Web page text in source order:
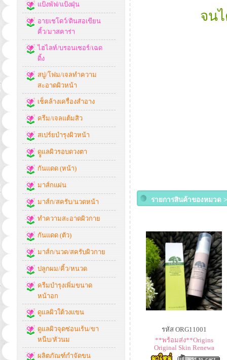
แป้งพัฟ/แป้งฝุ่น
อายเชโดว์/ดินสอเขียน
คิ้ว/มาสคาร่า
ไฮไลท์/บรอนเซอร์/เฉด
ดิ้ง
สบู่/โฟม/เจลทำความ
สะอาดผิวหน้า
เช็คล้างเครื่องสำอาง
ครีม/เจลแต้มสิว
สเปร์ยบำรุงผิวหน้า
ดููแลผิวรอบดวงตา
กันแดด (หน้า)
มาส์กแผ่น
มาส์ก/สครับ/นวดหน้า
ทำความสะอาดผิวกาย
กันแดด (ตัว)
มาส์ก/นวด/สครับผิวกาย
ปลูกผม/คิ้ว/หนวด
ครีมบำรุงเพิ่มขนาด
หน้าอก
ดูแลผิวใต้วงแขน
ดูแลผิวจุดซ่อนเร้น/ขา
หนีบ/หัวนม
ผลิตภัณฑ์กำจัดขน
จน
รายการสินค้าของหมวด
รหัส ORG11001
**พร้อมส่ง**Origins
Original Skin Renewa